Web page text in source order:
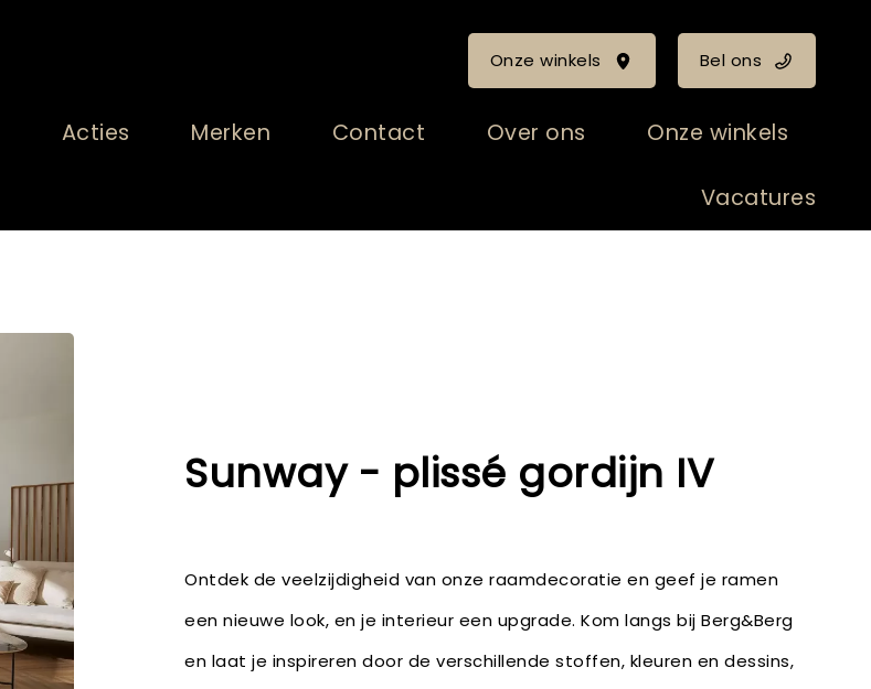
Onze winkels Bel ons
Acties Merken Contact Over ons Onze winkels
Vacatures
Sunway - plissé gordijn IV
Ontdek de veelzijdigheid van onze raamdecoratie en geef je ramen
een nieuwe look, en je interieur een upgrade. Kom langs bij Berg&Berg
en laat je inspireren door de verschillende stoffen, kleuren en dessins,